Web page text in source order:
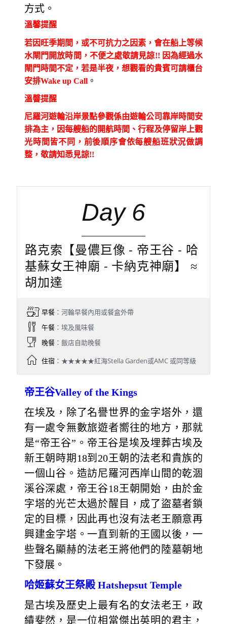
方式。
溫馨提醒
若因旺季期間，或不可抗力之因素，會在船上等候
水閘門開放時間，不便之處敬請見諒!! 因為經過水
閘門時間不定，若是半夜，想觀看的貴賓可請櫃台
安排Wake up Call。
溫韾提醒
尼羅河遊輪沿岸景點參觀係由遊輪公司靠岸時間安
排為主，因每艘船的開航時間、行程及停留岸上觀
光時間皆不同，前後順序會依每艘船班狀況做調
整，敬請知悉見諒!!
Day 6
路克索【曼儂巨像 - 帝王谷 - 哈
基蘇女王神廟 - 卡納克神廟】 ≈
胡加達
早餐：河輪早餐內用或餐盒外帶
午餐：埃及風味餐
晚餐：飯店自助晚餐
住宿：★★★★★紅海Stella Garden或AMC 或同等級
帝王谷Valley of the Kings
在埃及，除了名譽世界的金字塔外，還
有一處令無數旅遊者嚮往的地方，那就
是“帝王谷”。帝王谷是埃及埋葬古埃及
新王朝時期18到20王朝的法老和貴族的
一個山谷。造訪尼羅河西岸山間的乾涸
溪谷深處，帝王谷18王朝開始，由於金
字塔的光芒太過於醒目，成了盜墓者鎖
定的目標，因此再也沒有法老王願意再
興建金字塔。一直到新的王國以後，一
些聲名顯赫的法老王將他們的陸墓朝地
下發展。
哈姬蘇女王祭殿 Hatshepsut Temple
是古埃及歷史上最有名的女法老王，政
績斐然，是一位相當傑出英明的君主，